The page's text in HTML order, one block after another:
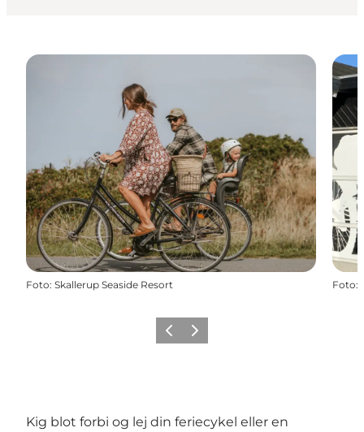
Foto: Skallerup Seaside Resort Foto:
ForrigeNæste
Kig blot forbi og lej din feriecykel eller en